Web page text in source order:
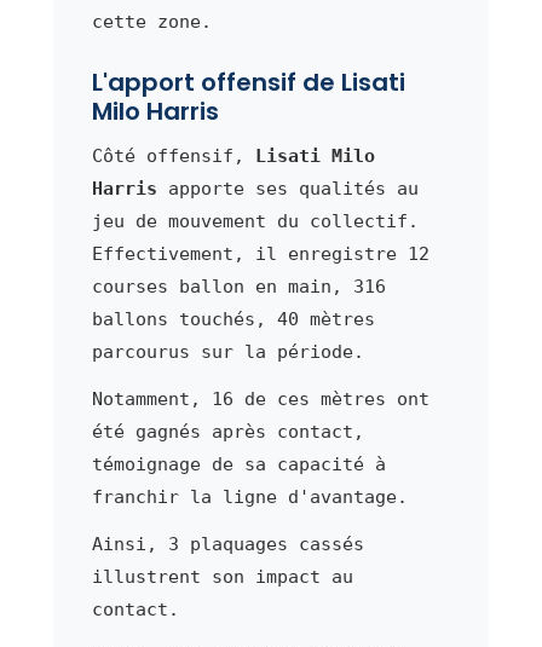
cette zone.
L'apport offensif de Lisati
Milo Harris
Côté offensif, Lisati Milo
Harris apporte ses qualités au
jeu de mouvement du collectif.
Effectivement, il enregistre 12
courses ballon en main, 316
ballons touchés, 40 mètres
parcourus sur la période.
Notamment, 16 de ces mètres ont
été gagnés après contact,
témoignage de sa capacité à
franchir la ligne d'avantage.
Ainsi, 3 plaquages cassés
illustrent son impact au
contact.